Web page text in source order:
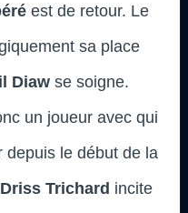
est de retour. Le
sa place
Diaw se soigne.
un joueur avec qui
depuis le début de la
Driss Trichard incite